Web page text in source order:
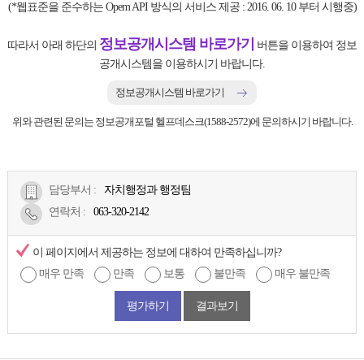
(*웹표준을 준수하는 Opem API 방식의 서비스 제공 : 2016. 06. 10 부터 시행중)
따라서 아래 하단의 정보공개시스템 바로가기
버튼을 이용하여 정보
공개시스템을 이용하시기 바랍니다.
정보공개시스템 바로가기
위와 관련된 문의는 정보공개포털 헬프데스크(1588-2572)에 문의하시기 바랍니다.
담당부서 :
자치행정과 행정팀
연락처 : 063-320-2142
이 페이지에서 제공하는 정보에 대하여 만족하십니까?
매우 만족
만족 보통 불만족 매우 불만족
평가하기 결과보기